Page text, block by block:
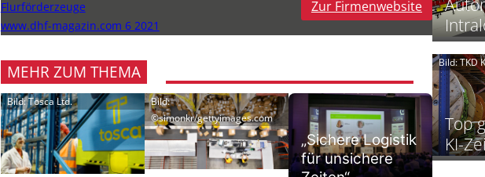
Flurförderzeuge
www.dhf-magazin.com 6 2021
Zur Firmenwebsite
MEHR ZUM THEMA
Bild: Tosca Ltd.
Bild:
©simonkr/gettyimages.com
„Sichere Logistik
für unsichere
i
s
j
t
z
t
r
s
c
f
t
f
r
Bild: TKD
Top
KI-